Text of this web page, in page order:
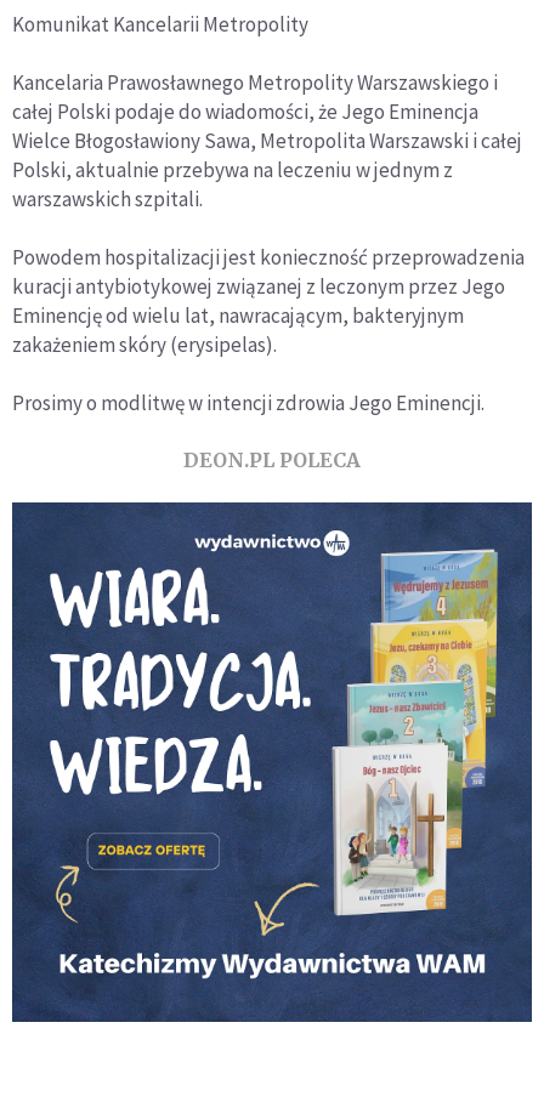
Komunikat Kancelarii Metropolity
Kancelaria Prawosławnego Metropolity Warszawskiego i
całej Polski podaje do wiadomości, że Jego Eminencja
Wielce Błogosławiony Sawa, Metropolita Warszawski i całej
Polski, aktualnie przebywa na leczeniu w jednym z
warszawskich szpitali.
Powodem hospitalizacji jest konieczność przeprowadzenia
kuracji antybiotykowej związanej z leczonym przez Jego
Eminencję od wielu lat, nawracającym, bakteryjnym
zakażeniem skóry (erysipelas).
Prosimy o modlitwę w intencji zdrowia Jego Eminencji.
DEON.PL POLECA